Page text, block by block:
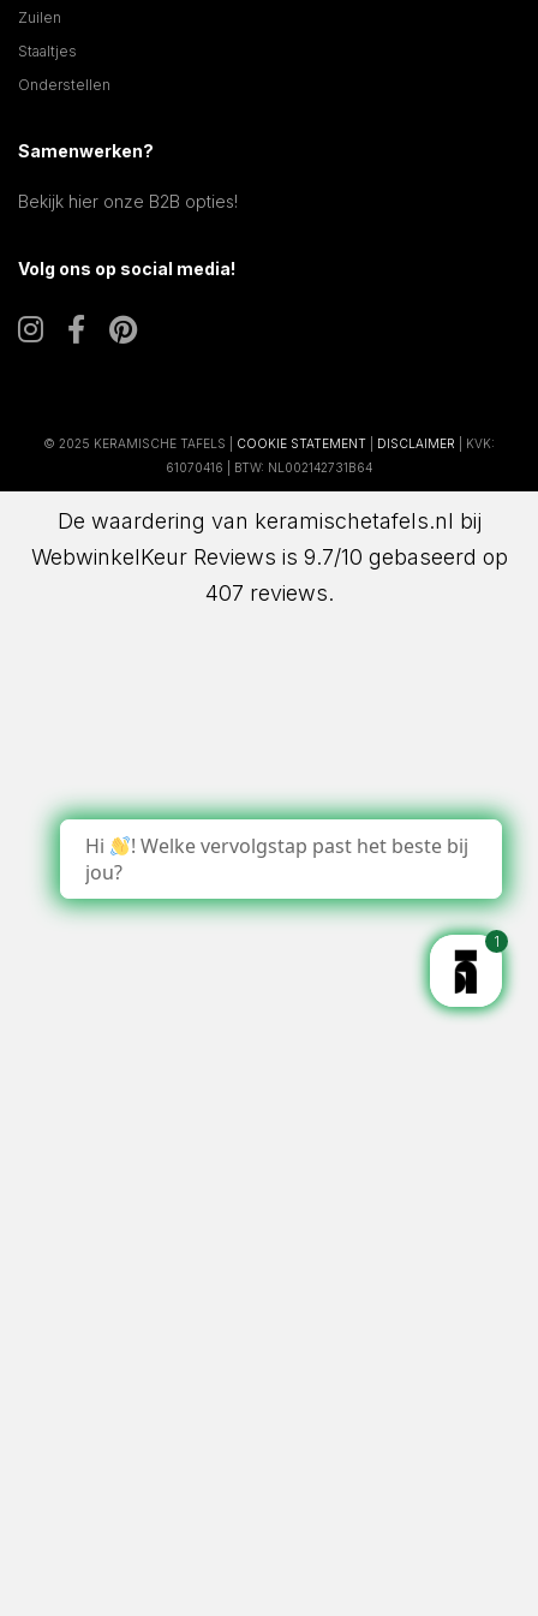
Zuilen
Staaltjes
Onderstellen
Samenwerken?
Bekijk hier onze B2B opties!
Volg ons op social media!
© 2025 KERAMISCHE TAFELS | COOKIE STATEMENT DISCLAIMER | KVK:
61070416 | BTW: NL002142731B64
De waardering van keramischetafels.nl bij
WebwinkelKeur Reviews is 9.7/10 gebaseerd op
407 reviews.
Hi
! Welke vervolgstap past het beste bij
jou?
1